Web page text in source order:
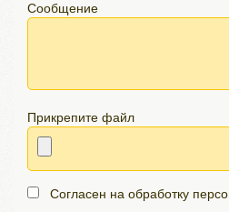
Сообщение
Прикрепите файл
Согласен на обработку